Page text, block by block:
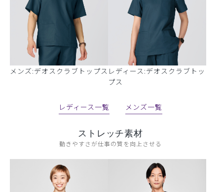
メンズ:デオスクラブトップス レディース:デオスクラブトッ
プス
レディース一覧 メンズ一覧
ストレッチ素材
動きやすさが仕事の質を向上させる